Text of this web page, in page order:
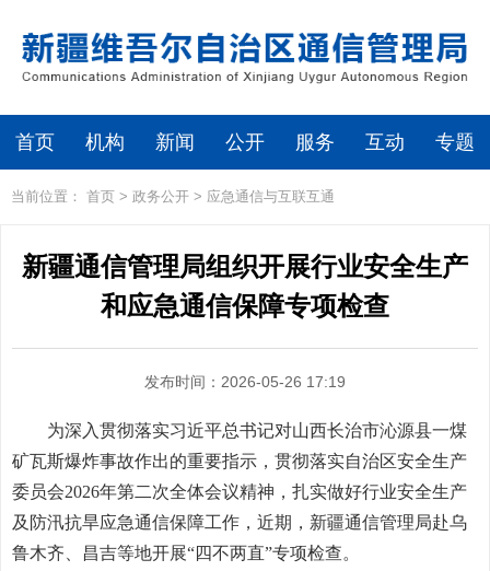
首页 机构 新闻 公开 服务 互动 专题
当前位置： 首页 > 政务公开 > 应急通信与互联互通
新疆通信管理局组织开展行业安全生产
和应急通信保障专项检查
发布时间：2026-05-26 17:19
为深入贯彻落实习近平总书记对山西长治市沁源县一煤
矿瓦斯爆炸事故作出的重要指示，贯彻落实自治区安全生产
委员会2026年第二次全体会议精神，扎实做好行业安全生产
及防汛抗旱应急通信保障工作，近期，新疆通信管理局赴乌
鲁木齐、昌吉等地开展“四不两直”专项检查。